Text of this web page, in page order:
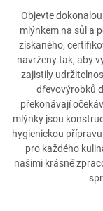
Objevte
mlýnkem na sůl a
získaného,
navrženy tak, aby
zajistily
dřevovýrobků
překonávají
mlýnky jsou
hygienickou
pro každého
našimi krásně